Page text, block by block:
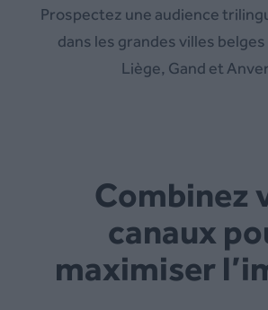
Prospectez une audience
dans les grandes villes
Liège, Gand et
Combinez vos
canaux
maximiser